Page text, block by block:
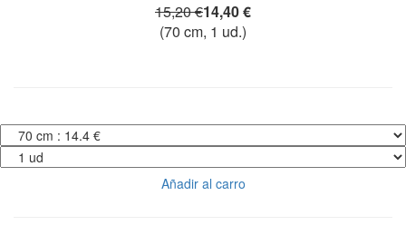
15,20€14,40€
(70 cm, 1 ud.)
Añadir al carro